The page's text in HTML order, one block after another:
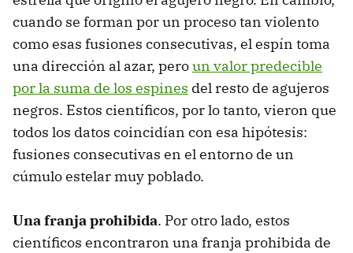
cuando se forman por un proceso tan violento
como esas fusiones consecutivas, el espín toma
una dirección al azar, peroun valor predecible
por la suma de los espines del resto de agujeros
negros. Estos científicos, por lo tanto, vieron que
todos los datos coincidían con esa hipótesis:
fusiones consecutivas en el entorno de un
cúmulo estelar muy poblado.
Una franja prohibida. Por otro lado, estos
científicos encontraron una franja prohibida de